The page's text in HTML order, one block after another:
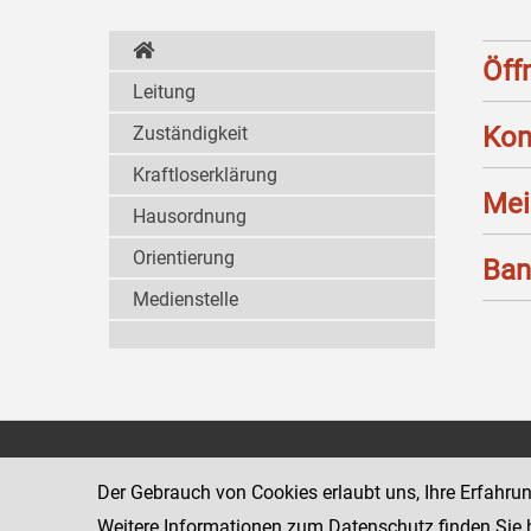
Leitung
Zuständigkeit
Kraftloserklärung
Hausordnung
Orientierung
Medienstelle
Zivilrechtssachen Wien
www.justiz.gv.at/wzl
Der Gebrauch von Cookies erlaubt uns, Ihre